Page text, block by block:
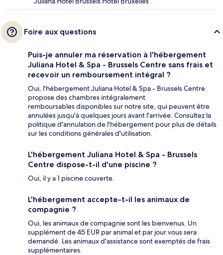
Foire aux questions
Puis-je annuler ma réservation à l'hébergement
Juliana Hotel & Spa - Brussels Centre sans frais et
recevoir un remboursement intégral ?
Oui, l'hébergement Juliana Hotel & Spa - Brussels Centre
propose des chambres intégralement
remboursables disponibles sur notre site, qui peuvent être
annulées jusqu'à quelques jours avant l'arrivée. Consultez la
politique d'annulation de l'hébergement pour plus de détails
sur les conditions générales d'utilisation.
L'hébergement Juliana Hotel & Spa - Brussels
Centre dispose-t-il d'une piscine ?
Oui, il y a 1 piscine couverte.
L'hébergement accepte-t-il les animaux de
compagnie ?
Oui, les animaux de compagnie sont les bienvenus. Un
supplément de 45 EUR par animal et par jour vous sera
demandé. Les animaux d'assistance sont exemptés de frais
supplémentaires.